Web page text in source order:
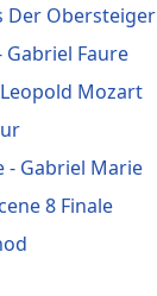
Der Obersteiger
Gabriel Faure
Mozart
- Gabriel Marie
8 Finale